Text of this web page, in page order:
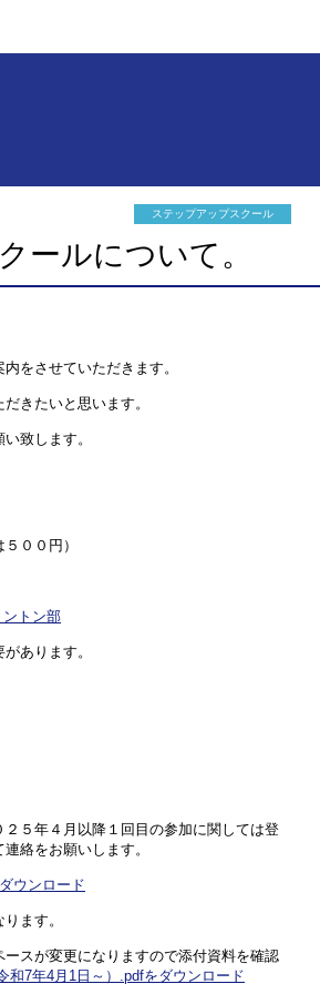
ステップアップスクール
ールについて。
をさせていただきます。
きたいと思います。
致します。
００円）
トン部
あります。
５年４月以降１回目の参加に関しては登
絡をお願いします。
ウンロード
ます。
スが変更になりますので添付資料を確認
和7年4月1日～）.pdfをダウンロード